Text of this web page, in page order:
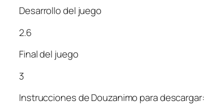
Desarrollo del juego
2.6
Final del juego
3
Instrucciones de Douzanimo para descargar: